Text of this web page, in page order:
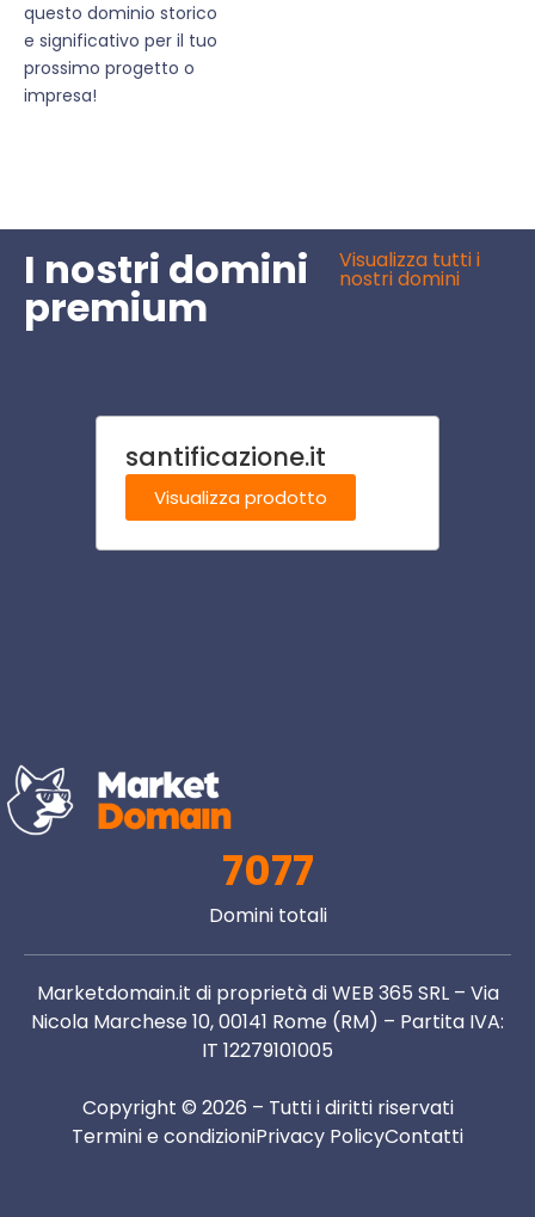
questo dominio storico
e significativo per il tuo
prossimo progetto o
impresa!
I nostri domini
premium
Visualizza tutti i
nostri domini
santificazione.it
Visualizza prodotto
7077
Domini totali
Marketdomain.it di proprietà di WEB 365 SRL – Via
Nicola Marchese 10, 00141 Rome (RM) – Partita IVA:
IT 12279101005
Copyright © 2026 – Tutti i diritti riservati
Termini e condizioniPrivacy PolicyContatti